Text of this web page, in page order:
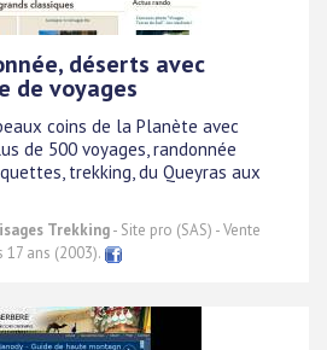
déserts avec
de voyages
coins de la Planète avec
de 500 voyages, randonnée
trekking, du Queyras aux
Trekking- Site pro (SAS) - Vente
17 ans (2003).